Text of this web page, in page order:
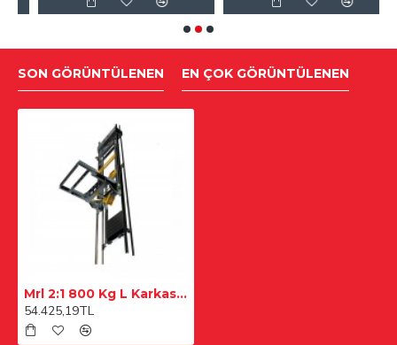
SON GÖRÜNTÜLENEN EN ÇOK GÖRÜNTÜLENEN
Mrl 2:1 800 Kg L Karkas Kabin Süspansiyon
54.425,19TL